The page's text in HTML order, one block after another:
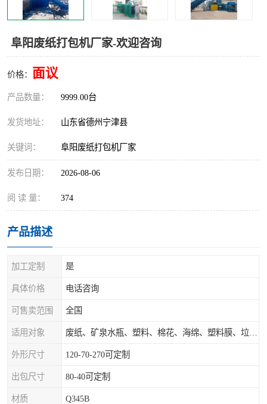
阜阳废纸打包机厂家-欢迎咨询
价格： 面议
产品数量： 9999.00台
发货地址： 山东省德州宁津县
关键词： 阜阳废纸打包机厂家
发布日期： 2026-08-06
阅 读 量： 374
产品描述
加工定制 是
具体价格 电话咨询
可售卖范围 全国
适用对象
外形尺寸 120-70-270可定制
出包尺寸 80-40可定制
材质 Q345B